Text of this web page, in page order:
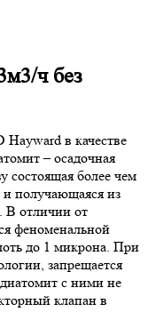
ч без
в качестве
– осадочная
состоящая более чем
и получающаяся из
В отличии от
феноменальной
до 1 микрона. При
запрещается
с ними не
клапан в